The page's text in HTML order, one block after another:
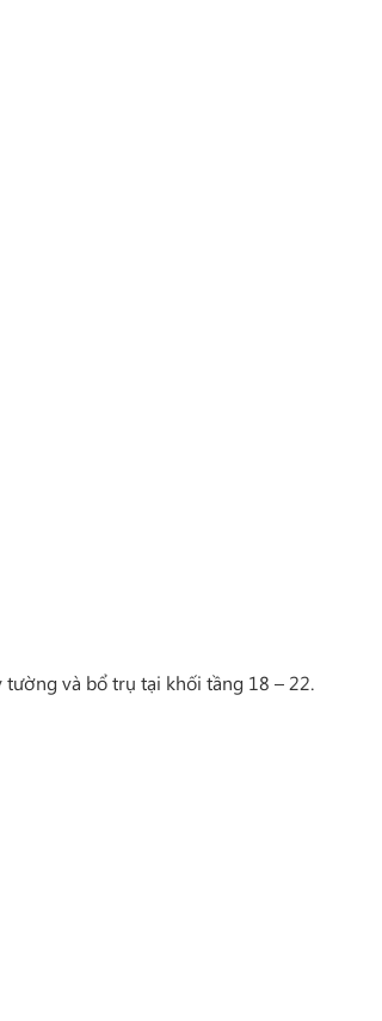
và bổ trụ tại khối tầng 18 – 22.